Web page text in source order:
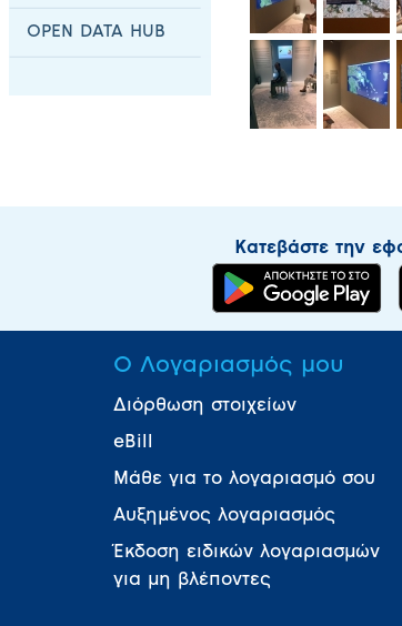
OPEN DATA HUB
Κατεβάστε την
Ο Λογαριασμός μου
Διόρθωση στοιχείων
eBill
Μάθε για το λογαριασμό σου
Αυξημένος λογαριασμός
Έκδοση ειδικών λογαριασμών
για μη βλέποντες